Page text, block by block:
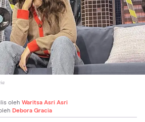
oleh Waritsa Asri Asri
Debora Gracia